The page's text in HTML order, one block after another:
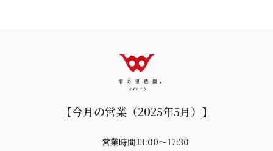
【今月の営業（2025年5月）】
営業時間13:00〜17:30